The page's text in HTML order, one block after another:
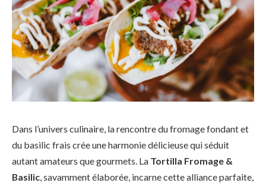
Dans l’univers culinaire, la rencontre du fromage fondant et
du basilic frais crée une harmonie délicieuse qui séduit
autant amateurs que gourmets. La Tortilla Fromage &
Basilic , savamment élaborée, incarne cette alliance parfaite,